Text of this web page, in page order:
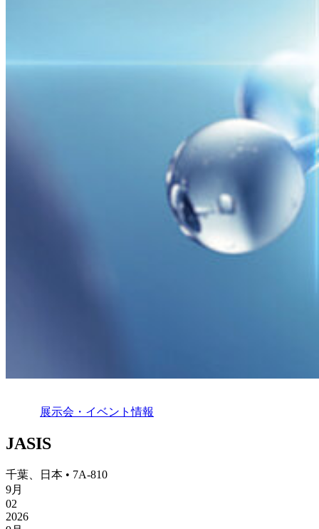
展示会・イベント情報
JASIS
千葉、日本 • 7A-810
9月
02
2026